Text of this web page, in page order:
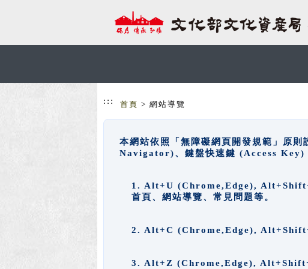
::: 首頁 > 網站導覽
本網站依照「無障礙網頁開發規範」原
Navigator)、鍵盤快速鍵 (Access Key)
1. Alt+U (Chrome,Edge),
首頁、網站導覽、常見問題等。
2. Alt+C (Chrome,Edge),
3. Alt+Z (Chrome,Edge),